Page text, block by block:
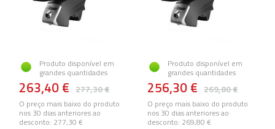
Produto disponível em
grandes quantidades
277,30 €
263,40 €
O preço mais baixo do produto
nos 30 dias anteriores ao
desconto: 277,30 €
Produto disponível em
grandes quantidades
269,80 €
256,30 €
O preço mais baixo do produto
nos 30 dias anteriores ao
desconto: 269,80 €